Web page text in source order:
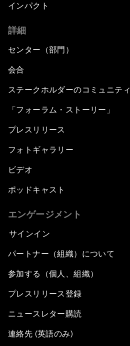
インパクト
詳細
センター（部門）
会合
ステークホルダーのコミュニティ
「フォーラム・ストーリー」
プレスリリース
フォトギャラリー
ビデオ
ポッドキャスト
エンゲージメント
サインイン
パートナー（組織）について
参加する（個人、組織）
プレスリリース登録
ニュースレター購読
連絡先 (英語のみ)